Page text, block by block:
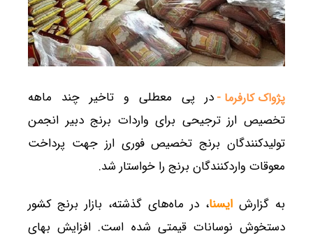
پژواک کارفرما - در پی معطلی و تاخیر چند ماهه
تخصیص ارز ترجیحی برای واردات برنج دبیر انجمن
تولیدکنندگان برنج تخصیص فوری ارز جهت پرداخت
معوقات واردکنندگان برنج را خواستار شد.
به گزارش ایسنا، در ماه‌های گذشته، بازار برنج کشور
دستخوش نوسانات قیمتی شده است. افزایش بهای